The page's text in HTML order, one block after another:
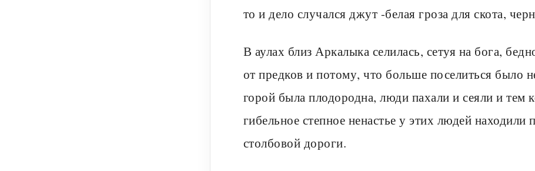
то и дело случался джут -белая гроза для скота,
В аулах близ Аркалыка селилась, сетуя на бога,
от предков и потому, что больше поселиться было
горой была плодородна, люди пахали и сеяли и тем
гибельное степное ненастье у этих людей
столбовой дороги.